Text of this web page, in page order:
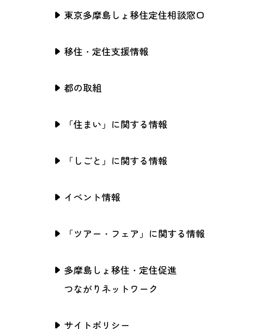
東京多摩島しょ移住定住相談窓口
移住・定住支援情報
都の取組
「住まい」に関する情報
「しごと」に関する情報
イベント情報
「ツアー・フェア」に関する情報
多摩島しょ移住・定住促進
つながりネットワーク
サイトポリシー